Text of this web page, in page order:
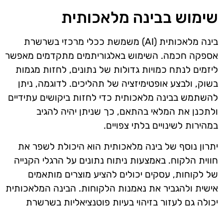
שימוש בבינה מלאכותית
בינה מלאכותית (AI) משמשת ככלי מרכזי בשרשרת
אספקה חכמה. השימוש באלגוריתמים מתקדמים מאפשר
ליזמים לנתח כמויות גדולות של נתונים, לחזות מגמות
בשוק, ולבצע אופטימיזציה של תהליכים. לדוגמה, ניתן
להשתמש בבינה מלאכותית כדי לחזות ביקושים עתידיים
ולתכנן את המלאי בהתאם, כך שניתן יהיה להגיב
במהירות לשינויים בלתי צפויים.
יתרון נוסף של בינה מלאכותית הוא היכולת לשפר את
חווית הלקוח. באמצעות ניתוח נתונים על הרגלי הקנייה
של לקוחות, עסקים יכולים להציע מוצרים מותאמים
אישית ולהגביר את נאמנות הלקוחות. הבינה המלאכותית
יכולה גם לעזור בזיהוי בעיות פוטנציאליות בשרשרת